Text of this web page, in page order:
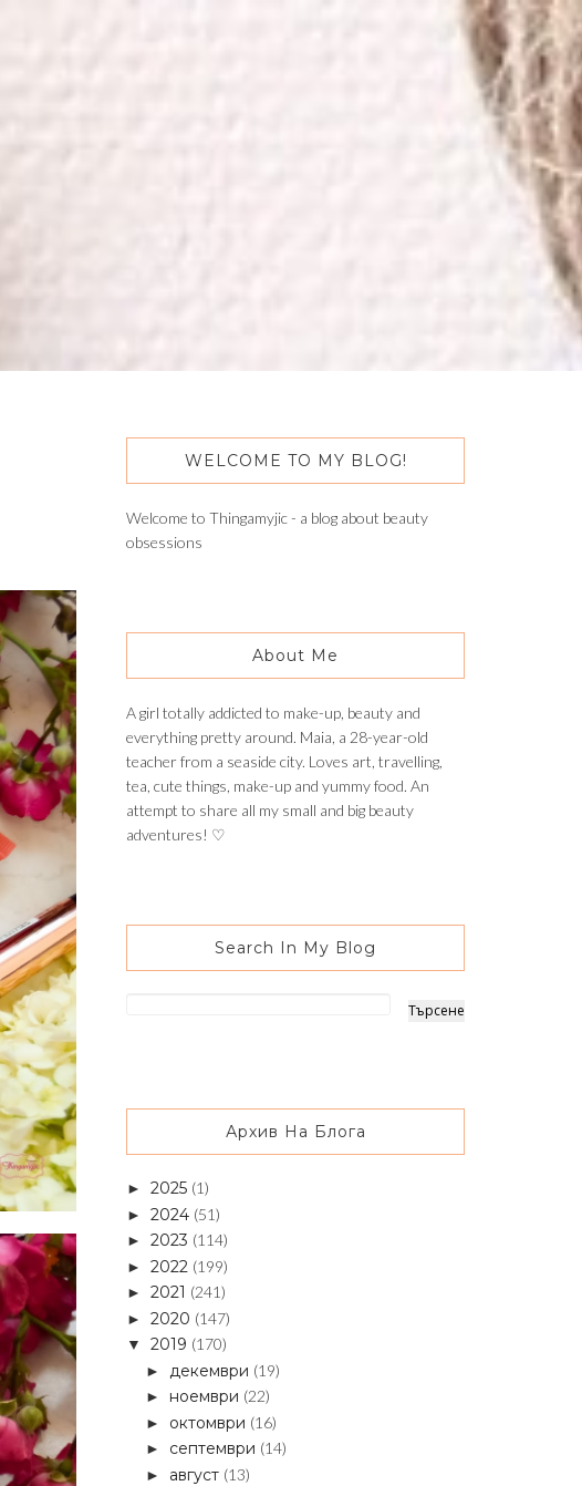
WELCOME TO MY BLOG!
Welcome to Thingamyjic - a blog about beauty
obsessions
About Me
A girl totally addicted to make-up, beauty and
everything pretty around. Maia, a 28-year-old
teacher from a seaside city. Loves art, travelling,
tea, cute things, make-up and yummy food. An
attempt to share all my small and big beauty
adventures! ♡
Search In My Blog
Архив На Блога
► 2025 (1)
► 2024 (51)
► 2023 (114)
► 2022 (199)
► 2021 (241)
► 2020 (147)
▼ 2019 (170)
► декември (19)
► ноември (22)
► октомври (16)
► септември (14)
► август (13)